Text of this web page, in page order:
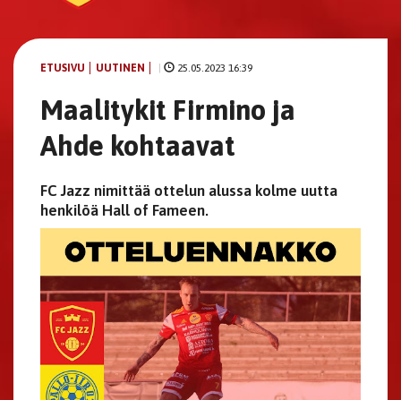
ETUSIVU UUTINEN 25.05.2023 16:39
Maalitykit Firmino ja
Ahde kohtaavat
FC Jazz nimittää ottelun alussa kolme uutta
henkilöä Hall of Fameen.